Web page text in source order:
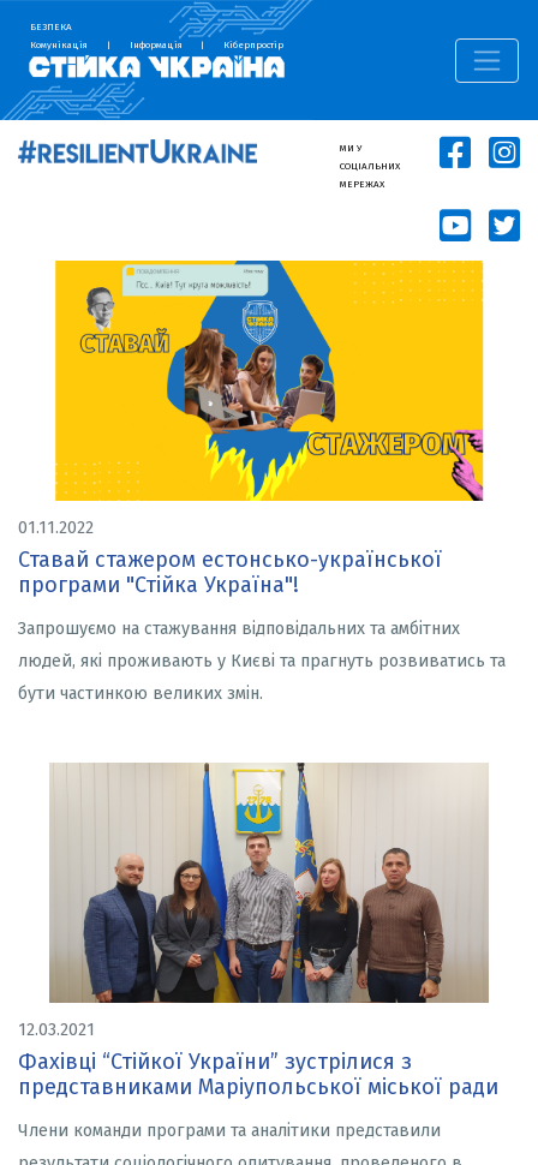
БЕЗПЕКА
Комунікація
| Інформація | Кіберпростір
МИ У
СОЦІАЛЬНИХ
МЕРЕЖАХ
01.11.2022
Ставай стажером естонсько-української
програми "Стійка Україна"!
Запрошуємо на стажування відповідальних та амбітних
людей, які проживають у Києві та прагнуть розвиватись та
бути частинкою великих змін.
12.03.2021
Фахівці “Стійкої України” зустрілися з
представниками Маріупольської міської ради
Члени команди програми та аналітики представили